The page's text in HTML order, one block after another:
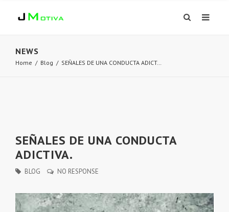
NEWS
Home / Blog / SEÑALES DE UNA CONDUCTA ADICT…
SEÑALES DE UNA CONDUCTA
ADICTIVA.
BLOG NO RESPONSE